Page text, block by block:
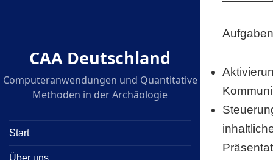
CAA Deutschland
Computeranwendungen und Quantitative
Methoden in der Archäologie
Start
Über uns